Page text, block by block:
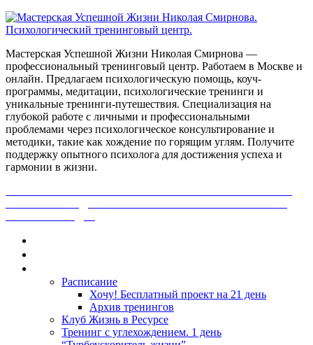
Мастерская Успешной Жизни Николая Смирнова —
профессиональный тренинговый центр. Работаем в Москве и
онлайн. Предлагаем психологическую помощь, коуч-
программы, медитации, психологические тренинги и
уникальные тренинги-путешествия. Специализация на
глубокой работе с личными и профессиональными
проблемами через психологическое консультирование и
методики, такие как хождение по горящим углям. Получите
поддержку опытного психолога для достижения успеха и
гармонии в жизни.
Расписание
Хочу! Бесплатный проект на 21 день
Архив тренингов
Клуб Жизнь в Ресурсе
Тренинг с углехождением. 1 день